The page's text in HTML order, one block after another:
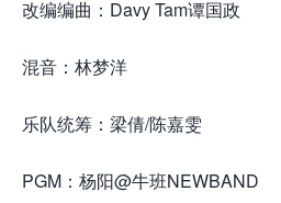
改编编曲：Davy Tam谭国政
混音：林梦洋
乐队统筹：梁倩/陈嘉雯
PGM：杨阳@牛班NEWBAND